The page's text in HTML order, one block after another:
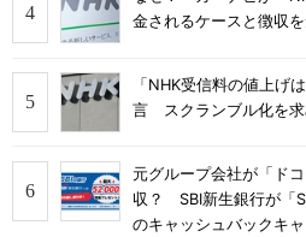
金されるケースと徴収
「NHK受信料の値上
言 スクランブル化を求
元グループ会社が「ド
収？ SBI新生銀行が「
のキャッシュバックキ